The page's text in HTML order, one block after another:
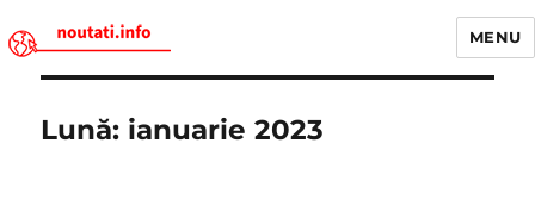
MENU
Lună: ianuarie 2023